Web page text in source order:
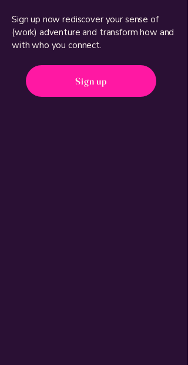
Sign up now rediscover your sense of
(work) adventure and transform how and
with who you connect.
Sign up